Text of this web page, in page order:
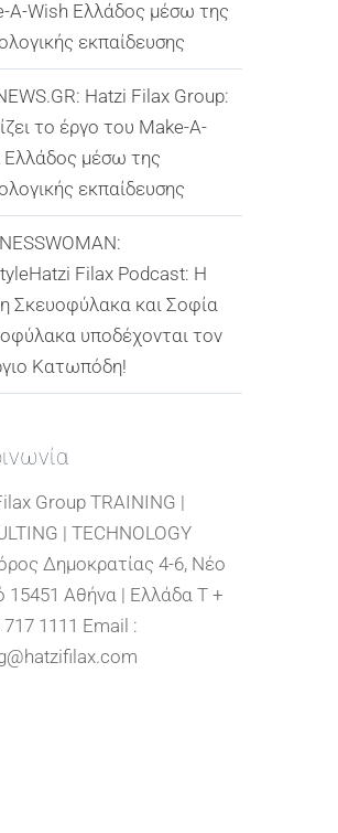
A-Wish Ελλάδος μέσω της
εκπαίδευσης
Hatzi Filax Group:
το έργο του Make-A-
Ελλάδος μέσω της
εκπαίδευσης
Filax Podcast: Η
Σκευοφύλακα και Σοφία
υποδέχονται τον
Κατωπόδη!
Group TRAINING |
| TECHNOLOGY
Δημοκρατίας 4-6, Νέο
15451 Αθήνα | Ελλάδα T +
717 1111 Email :